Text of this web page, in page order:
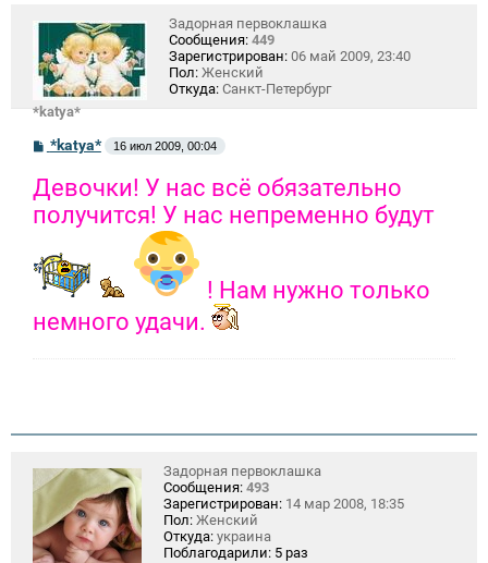
*katya*
Задорная первоклашка
Сообщения: 449
Зарегистрирован: 06 май 2009, 23:40
Пол: Женский
Откуда: Санкт-Петербург
С
б
щ
е
е
*katya* 16 июл 2009, 00:04
Девочки! У нас всё обязательно
получится! У нас непременно будут
! Нам нужно только
немного удачи.
Задорная первоклашка
Сообщения: 493
Зарегистрирован: 14 мар 2008, 18:35
Пол: Женский
Откуда: украина
Поблагодарили: 5 раз